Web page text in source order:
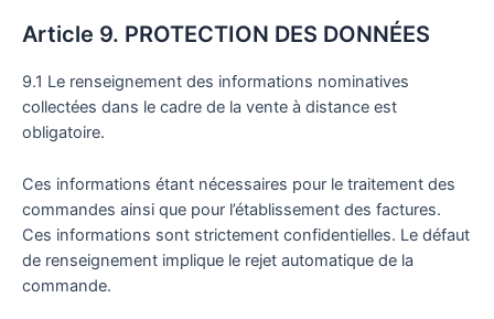
Article 9. PROTECTION DES DONNÉES
9.1 Le renseignement des informations nominatives
collectées dans le cadre de la vente à distance est
obligatoire.
Ces informations étant nécessaires pour le traitement des
commandes ainsi que pour l’établissement des factures.
Ces informations sont strictement confidentielles. Le défaut
de renseignement implique le rejet automatique de la
commande.